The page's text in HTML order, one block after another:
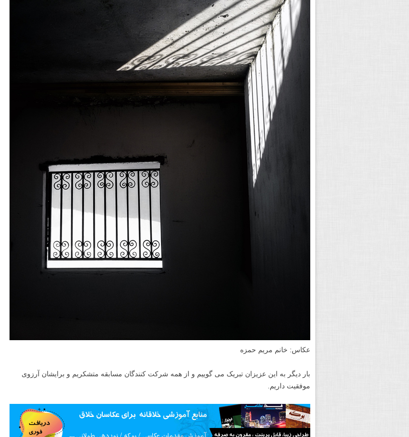
عکاس: خانم مریم حمزه
بار دیگر به این عزیزان تبریک می گوییم و از همه شرکت کنندگان مسابقه متشکریم و برایشان آرزوی
موفقیت داریم.